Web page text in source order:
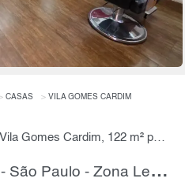
CASAS VILA GOMES CARDIM
Sobrado, 3 Quartos à Venda, Vila Gomes Cardim, 122 m² por R$ 1.010.000,00
- São Paulo - Zona Leste